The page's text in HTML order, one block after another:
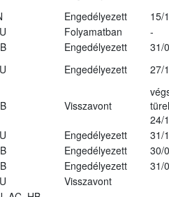
Engedélyezett
15/
Folyamatban
-
Engedélyezett
31/
Engedélyezett 27/
Visszavont
24/
Engedélyezett
31/
Engedélyezett
30/
Engedélyezett
31/
Visszavont